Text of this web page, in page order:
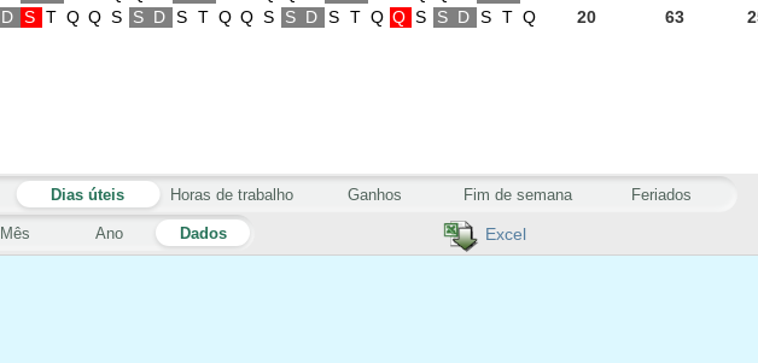
Excel
D S T Q Q S S D S T Q Q S S D S T Q Q S S D S T Q 20 63
Mês Ano Dados
Dias úteis Horas de trabalho Ganhos Fim de semana Feriados